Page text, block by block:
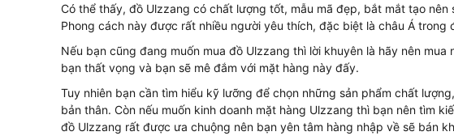
Có thể thấy, đồ Ulzzang có chất lượng tốt, mẫu mã đẹp, bắt mắt tạo
Phong cách này được rất nhiều người yêu thích, đặc biệt là châu Á trong
Nếu bạn cũng đang muốn mua đồ Ulzzang thì lời khuyên là hãy nên
bạn thất vọng và bạn sẽ mê đắm với mặt hàng này đấy.
Tuy nhiên bạn cần tìm hiểu kỹ lưỡng để chọn những sản phẩm chất
bản thân. Còn nếu muốn kinh doanh mặt hàng Ulzzang thì bạn nên tìm
đồ Ulzzang rất được ưa chuộng nên bạn yên tâm hàng nhập về sẽ bán